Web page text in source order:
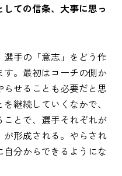
ての信条、大事に思っ
選手の「意志」をどう作
す。最初はコーチの側か
らせることも必要だと思
継続していくなかで、
ことで、選手それぞれが
が形成される。やらされ
分からできるようにな